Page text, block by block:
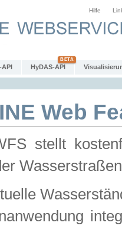
Hilfe
API HyDAS-API
Web
stellt